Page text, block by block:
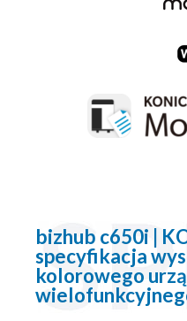
bizhub c650i |
specyfikacja
kolorowego